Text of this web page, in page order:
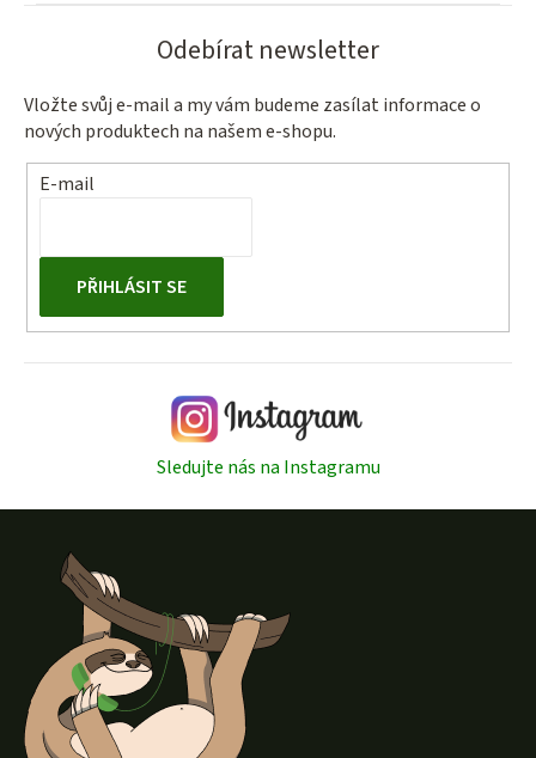
Odebírat newsletter
Vložte svůj e-mail a my vám budeme zasílat informace o
nových produktech na našem e-shopu.
E-mail
PŘIHLÁSIT SE
Sledujte nás na Instagramu